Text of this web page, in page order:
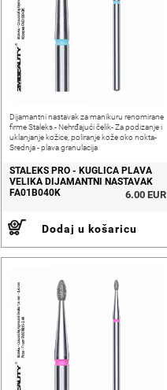
Dijamantni nastavak za manikuru renomirane
firme Staleks.- Nehrđajući čelik- Za podizanje i
uklanjanje kožice, poliranje kože oko nokta-
Srednja - plava granulacija
STALEKS PRO - KUGLICA PLAVA
VELIKA DIJAMANTNI NASTAVAK
FA01B040K
6.00 EUR
Dodaj u košaricu